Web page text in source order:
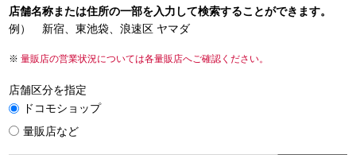
店舗名称または住所の一部を入力して検索することができます。
例） 新宿、東池袋、浪速区 ヤマダ
量販店の営業状況については各量販店へご確認ください。
店舗区分を指定
ドコモショップ
量販店など